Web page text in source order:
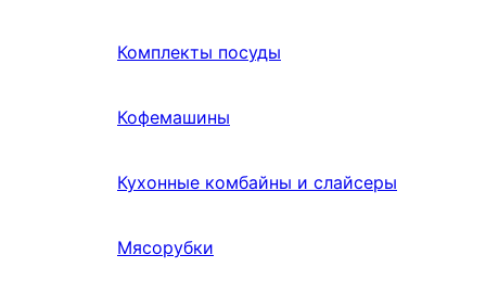
Комплекты посуды
Кофемашины
Кухонные комбайны и слайсеры
Мясорубки